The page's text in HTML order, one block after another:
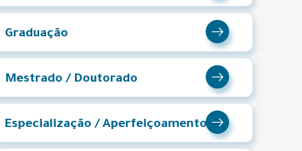
Graduação
Mestrado / Doutorado
Especialização / Aperfeiçoamento